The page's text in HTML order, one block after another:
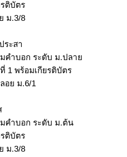
ติบัตร
ม.3/8
ะสา
คำบอก ระดับ ม.ปลาย
1 พร้อมเกียรติบัตร
อย ม.6/1
คำบอก ระดับ ม.ต้น
ติบัตร
ม.3/8